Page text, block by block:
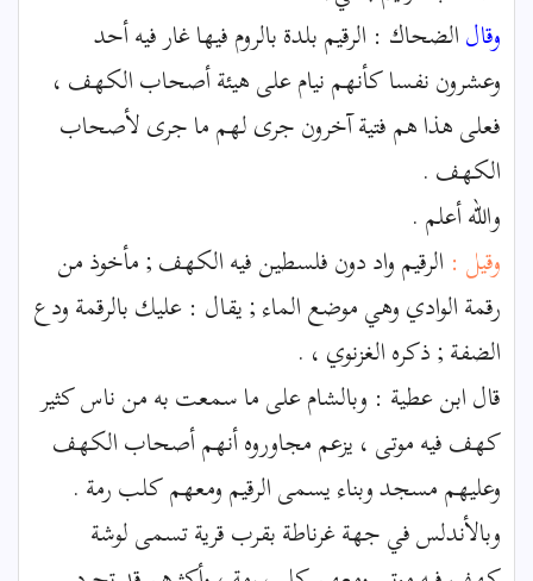
وقالالضحاك : الرقيم بلدة بالروم فيها غار فيه أحد
وعشرون نفسا كأنهم نيام على هيئة أصحاب الكهف ،
فعلى هذا هم فتية آخرون جرى لهم ما جرى لأصحاب
الكهف .
والله أعلم .
وقيل : الرقيم واد دون فلسطين فيه الكهف ; مأخوذ من
رقمة الوادي وهي موضع الماء ; يقال : عليك بالرقمة ودع
الضفة ; ذكره الغزنوي ، .
قال ابن عطية : وبالشام على ما سمعت به من ناس كثير
كهف فيه موتى ، يزعم مجاوروه أنهم أصحاب الكهف
وعليهم مسجد وبناء يسمى الرقيم ومعهم كلب رمة .
وبالأندلس في جهة غرناطة بقرب قرية تسمى لوشة